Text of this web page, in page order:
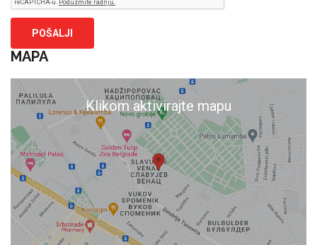
MAPA
Klikom aktivirajte mapu